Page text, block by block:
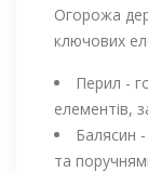
Огорожа
ключових
Перил -
елементів,
Балясин
та